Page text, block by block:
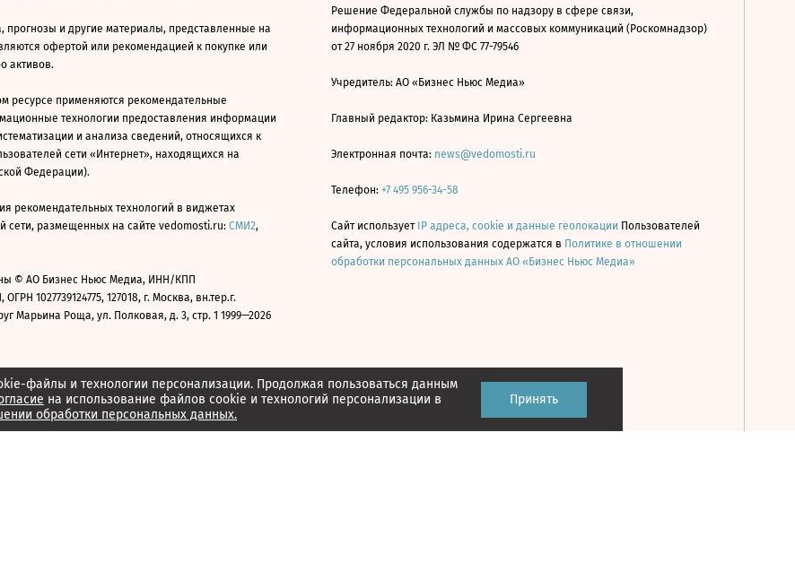
файлы и технологии персонализации. Продолжая пользоваться данным
на использование файлов cookie и технологий персонализации в
обработки персональных данных.
Принять
прогнозы и другие материалы, представленные на
офертой или рекомендацией к покупке или
активов.
ресурсе применяются рекомендательные
технологии предоставления информации
и анализа сведений, относящихся к
сети «Интернет», находящихся на
Федерации).
рекомендательных технологий в виджетах
сети, размещенных на сайте vedomosti.ru: СМИ2,
© АО Бизнес Ньюс Медиа, ИНН/КПП
ОГРН 1027739124775, 127018, г. Москва, вн.тер.г.
Марьина Роща, ул. Полковая, д. 3, стр. 1 1999—2026
Решение Федеральной службы по надзору в сфере связи,
информационных технологий и массовых коммуникаций (Роскомнадзор)
от 27 ноября 2020 г. ЭЛ № ФС 77-79546
Учредитель: АО «Бизнес Ньюс Медиа»
Главный редактор: Казьмина Ирина Сергеевна
Электронная почта: news@vedomosti.ru
Телефон: +7 495 956-34-58
Сайт использует IP адреса, cookie и данные геолокации Пользователей
сайта, условия использования содержатся в Политике в отношении
обработки персональных данных АО «Бизнес Ньюс Медиа»